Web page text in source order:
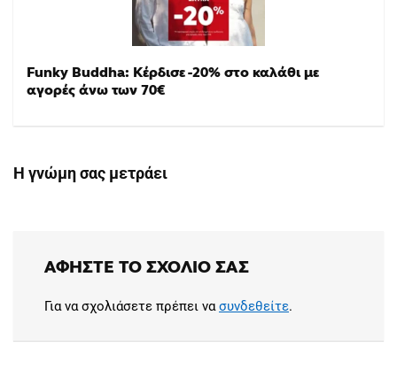
Funky Buddha: Κέρδισε -20% στο καλάθι με
αγορές άνω των 70€
Η γνώμη σας μετράει
ΑΦΉΣΤΕ ΤΟ ΣΧΌΛΙΟ ΣΑΣ
Για να σχολιάσετε πρέπει νασυνδεθείτε.